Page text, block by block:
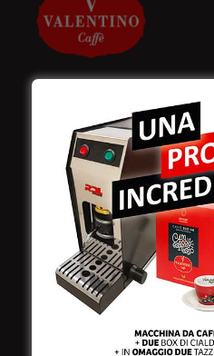
Valentino Caffè Spa
Stabilimento
e produzione:
Viale Croazia 8 (Z.I.)
73100 Lecce
Italy
+39 0832 240771